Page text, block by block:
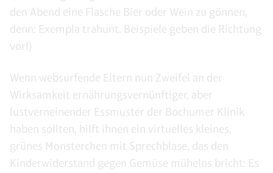
den Abend eine Flasche Bier oder Wein zu gönnen,
denn: Exempla trahunt. Beispiele geben die Richtung
vor!)
Wenn websurfende Eltern nun Zweifel an der
Wirksamkeit ernährungsvernünftiger, aber
lustverneinender Essmuster der Bochumer Klinik
haben sollten, hilft ihnen ein virtuelles kleines,
grünes Monsterchen mit Sprechblase, das den
Kinderwiderstand gegen Gemüse mühelos bricht: Es